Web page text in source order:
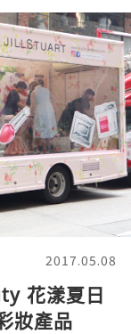
2017.05.08
花漾夏日
妝產品